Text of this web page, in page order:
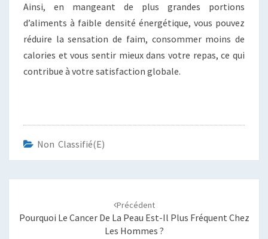
Ainsi, en mangeant de plus grandes portions
d’aliments à faible densité énergétique, vous pouvez
réduire la sensation de faim, consommer moins de
calories et vous sentir mieux dans votre repas, ce qui
contribue à votre satisfaction globale.
Non Classifié(e)
Précédent
Pourquoi Le Cancer De La Peau Est-Il Plus Fréquent Chez
Les Hommes ?